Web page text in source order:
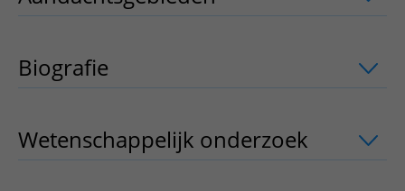
Biografie
Wetenschappelijk onderzoek